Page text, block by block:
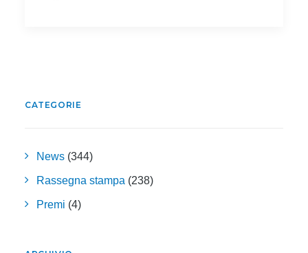
CATEGORIE
News (344)
Rassegna stampa (238)
Premi (4)